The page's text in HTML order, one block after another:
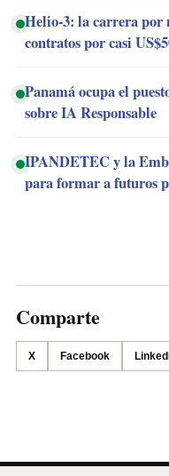
Helio-3: la carrera por
contratos por casi
Panamá ocupa el
sobre IA Responsable
IPANDETEC y la
para formar a futuros
Comparte
X Facebook